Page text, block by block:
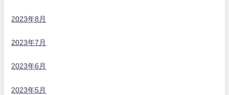
2023年8月
2023年7月
2023年6月
2023年5月